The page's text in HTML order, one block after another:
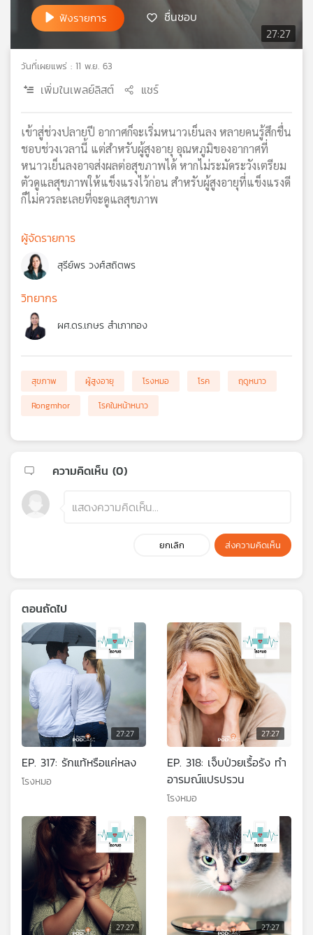
เอส
เครือ
ข่าย
27:27
ฟังรายการ ชื่นชอบ
วันที่เผยแพร่ : 11 พ.ย. 63
เพิ่มในเพลย์ลิสต์ แชร์
เข้าสู่ช่วงปลายปี อากาศก็จะเริ่มหนาวเย็นลง หลายคนรู้สึกชื่น
ชอบช่วงเวลานี้ แต่สำหรับผู้สูงอายุ อุณหภูมิของอากาศที่
หนาวเย็นลงอาจส่งผลต่อสุขภาพได้ หากไม่ระมัดระวังเตรียม
ตัวดูแลสุขภาพให้แข็งแรงไว้ก่อน สำหรับผู้สูงอายุที่แข็งแรงดี
ก็ไม่ควรละเลยที่จะดูแลสุขภาพ
ผู้จัดรายการ
สุรีย์พร วงศ์สถิตพร
วิทยากร
ผศ.ดร.เกษร สำเภาทอง
สุขภาพ ผู้สูงอายุ โรงหมอ โรค
ฤดูหนาว
Rongmhor
โรคในหน้าหนาว
ความคิดเห็น (0)
ยกเลิก ส่งความคิดเห็น
ตอนถัดไป
27:27
EP. 317: รักแท้หรือแค่หลง
โรงหมอ
27:27
EP. 318: เจ็บป่วยเรื้อรัง ทำ
อารมณ์แปรปรวน
โรงหมอ
27:27 27:27